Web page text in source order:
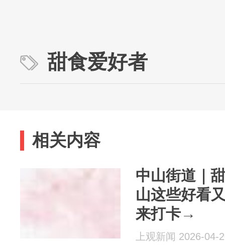
甜食爱好者
相关内容
中山街道｜
山这些好看
来打卡→
上观新闻 2026-04-